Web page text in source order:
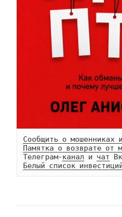
Сообщить о мошенниках
Памятка о возврате от
Телеграм-канал и чат
Белый список